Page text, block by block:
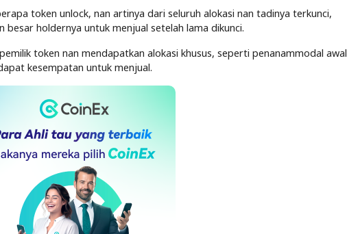
token unlock, nan artinya dari seluruh alokasi nan tadinya terkunci,
holdernya untuk menjual setelah lama dikunci.
token nan mendapatkan alokasi khusus, seperti penanammodal awal
kesempatan untuk menjual.